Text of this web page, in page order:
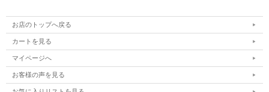
お店のトップへ戻る
カートを見る
マイページへ
お客様の声を見る